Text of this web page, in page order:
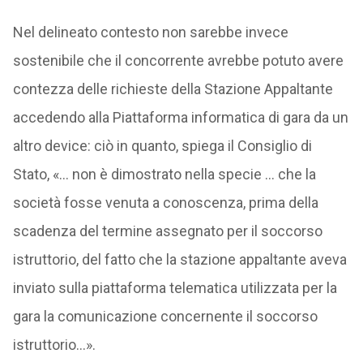
Nel delineato contesto non sarebbe invece
sostenibile che il concorrente avrebbe potuto avere
contezza delle richieste della Stazione Appaltante
accedendo alla Piattaforma informatica di gara da un
altro device: ciò in quanto, spiega il Consiglio di
Stato, «… non è dimostrato nella specie … che la
società fosse venuta a conoscenza, prima della
scadenza del termine assegnato per il soccorso
istruttorio, del fatto che la stazione appaltante aveva
inviato sulla piattaforma telematica utilizzata per la
gara la comunicazione concernente il soccorso
istruttorio…».